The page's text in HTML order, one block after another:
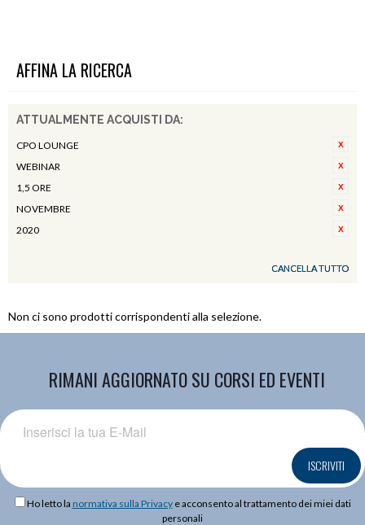
AFFINA LA RICERCA
ATTUALMENTE ACQUISTI DA:
CPO LOUNGE
WEBINAR
1,5 ORE
NOVEMBRE
2020
CANCELLA TUTTO
Non ci sono prodotti corrispondenti alla selezione.
RIMANI AGGIORNATO SU CORSI ED EVENTI
ISCRIVITI
Ho letto la normativa sulla Privacye acconsento al trattamento dei miei dati
personali